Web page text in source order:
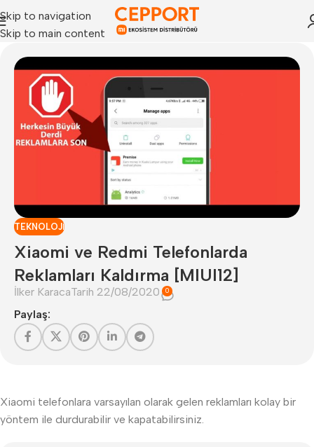
Skip to navigation
Skip to main content
TEKNOLOJI
Xiaomi ve Redmi Telefonlarda
Reklamları Kaldırma [MIUI12]
İlker KaracaTarih 22/08/2020 0
Paylaş:
Xiaomi telefonlara varsayılan olarak gelen reklamları kolay bir
yöntem ile durdurabilir ve kapatabilirsiniz.